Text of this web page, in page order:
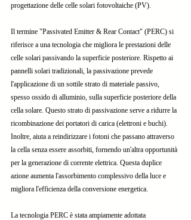
progettazione delle celle solari fotovoltaiche (PV).
Il termine "Passivated Emitter & Rear Contact" (PERC) si
riferisce a una tecnologia che migliora le prestazioni delle
celle solari passivando la superficie posteriore. Rispetto ai
pannelli solari tradizionali, la passivazione prevede
l'applicazione di un sottile strato di materiale passivo,
spesso ossido di alluminio, sulla superficie posteriore della
cella solare. Questo strato di passivazione serve a ridurre la
ricombinazione dei portatori di carica (elettroni e buchi).
Inoltre, aiuta a reindirizzare i fotoni che passano attraverso
la cella senza essere assorbiti, fornendo un'altra opportunità
per la generazione di corrente elettrica. Questa duplice
azione aumenta l'assorbimento complessivo della luce e
migliora l'efficienza della conversione energetica.
La tecnologia PERC è stata ampiamente adottata